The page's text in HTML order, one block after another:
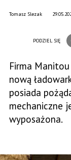
Tomasz Slezak
PODZIEL SIĘ
Firma
nową
posiada
mechaniczne
wyposażona.